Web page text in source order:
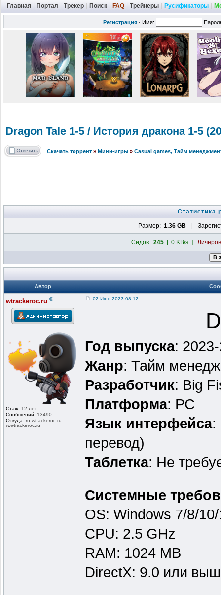
Главная Портал Трекер Поиск FAQ Трейнеры Русификаторы
Регистрация · Имя:
Dragon Tale 1-5 / История дракона 1-5
Скачать торрент » Мини-игры » Сasual games, Тайм
Статистика
Размер: 1.36 GB |
Сидов: 245[ 0 KB/s ]
Автор
wtrackeroc.ru ®
Стаж: 12 лет
Сообщений: 13490
Откуда: ru.wtrackeroc.ru
w.wtrackeroc .ru
02-Июн-2023 08:12
Год выпуска:
Жанр: Тайм
Разработчик: Big
Платформа: PC
Язык интерфейса:
перевод)
Таблeтка: Не
Системные
OS: Windows 7/8/10/
CPU: 2.5 GHz
RAM: 1024 MB
DirectX: 9.0 или